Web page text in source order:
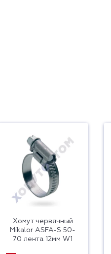
Хомут червячный
Mikalor ASFA-S 50-
70 лента 12мм W1